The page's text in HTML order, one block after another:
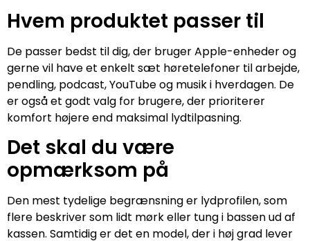
Hvem produktet passer til
De passer bedst til dig, der bruger Apple-enheder og
gerne vil have et enkelt sæt høretelefoner til arbejde,
pendling, podcast, YouTube og musik i hverdagen. De
er også et godt valg for brugere, der prioriterer
komfort højere end maksimal lydtilpasning.
Det skal du være
opmærksom på
Den mest tydelige begrænsning er lydprofilen, som
flere beskriver som lidt mørk eller tung i bassen ud af
kassen. Samtidig er det en model, der i høj grad lever